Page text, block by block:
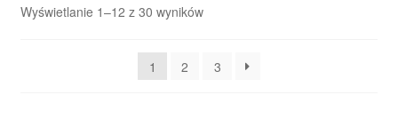
Wyświetlanie 1–12 z 30 wynikówPosortowane
1
2 3